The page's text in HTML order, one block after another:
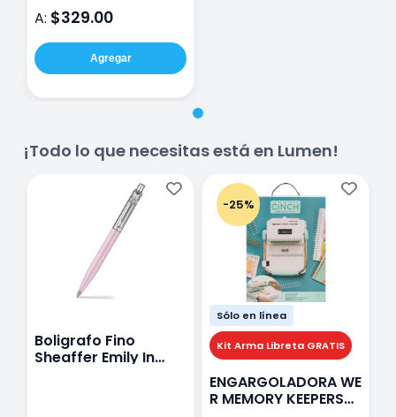
A: $329.00
Agregar
¡Todo lo que necesitas está en Lumen!
Boligrafo Fino
Sheaffer Emily In
-25%
Sólo en línea
Kit Arma Libreta GRATIS
ENGARGOLADORA WE
R MEMORY KEEPERS